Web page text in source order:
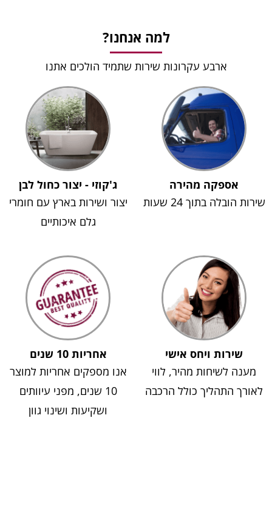
למה אנחנו?
ארבע עקרונות שירות שתמיד הולכים אתנו
אספקה מהירה
שירות הובלה בתוך 24 שעות
ג'קוזי - יצור כחול לבן
יצור ושירות בארץ עם חומרי
גלם איכותיים
שירות ויחס אישי
מענה לשיחות מהיר, לווי
לאורך התהליך כולל הרכבה
אחריות 10 שנים
אנו מספקים אחריות למוצר
10 שנים, מפני עיוותים
ושקיעות ושינוי גוון